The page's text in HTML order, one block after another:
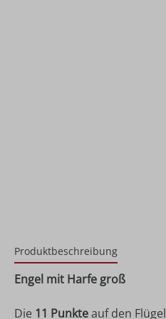
Produktbeschreibung
Engel mit Harfe groß
Die 11 Punkteauf den